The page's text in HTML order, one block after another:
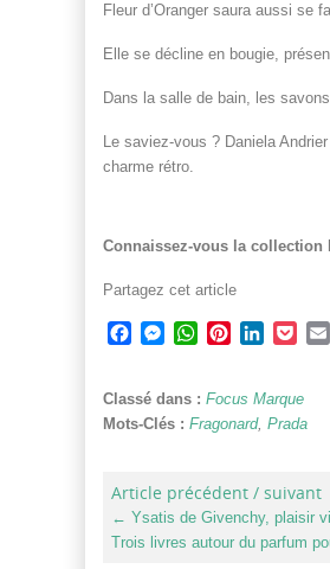
Fleur d’Oranger saura aussi se
Elle se décline en bougie,
Dans la salle de bain, les
Le saviez-vous ? Daniela
charme rétro.
Connaissez-vous la collection
Partagez cet article
Facebook
Messenger
WhatsApp
PinterestLinkedIn
Classé dans : Focus Marque
Mots-Clés : Fragonard, Prada
Article précédent / suivant
← Ysatis de Givenchy, plaisir
Trois livres autour du parfum